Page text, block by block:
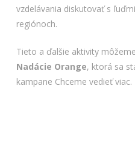
vzdelávania diskutovať s
regiónoch.
Tieto a ďalšie aktivity
Nadácie Orange, ktorá sa
kampane Chceme vedieť viac.